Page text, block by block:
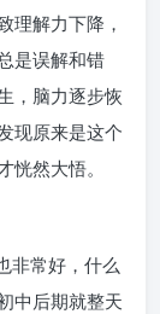
理解力下降，
是误解和错
，脑力逐步恢
现原来是这个
然大悟。
非常好，什么
中后期就整天